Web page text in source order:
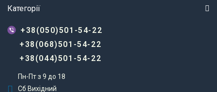
Категорії
+38(050)501-54-22
+38(068)501-54-22
+38(044)501-54-22
Пн-Пт з 9 до 18
Сб Вихідний